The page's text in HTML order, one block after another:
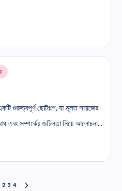
গুরুত্বপূর্ণ ছোটগল্প, যা মূলত সমাজের
এবং সম্পর্কের জটিলতা নিয়ে আলোচনা…
2 3 4